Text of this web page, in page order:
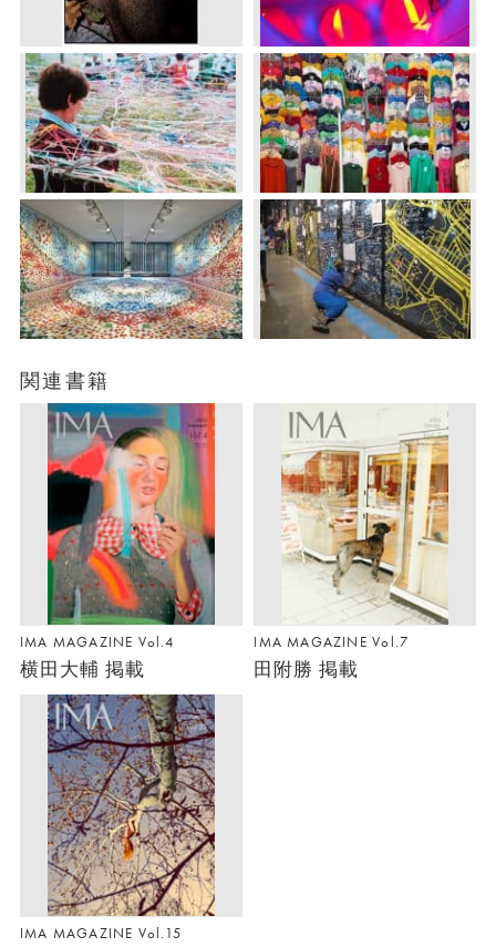
関連書籍
IMA MAGAZINE Vol.4
横田大輔 掲載
IMA MAGAZINE Vol.7
田附勝 掲載
IMA MAGAZINE Vol.15